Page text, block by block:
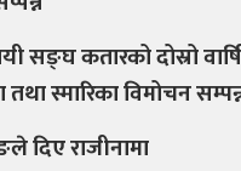
सङ्घ कतारको दोस्रो
स्मारिका विमोचन
दिए राजीनामा